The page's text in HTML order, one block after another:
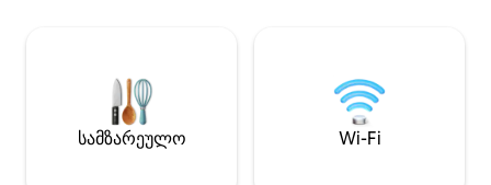
სამზარეულო Wi-Fi